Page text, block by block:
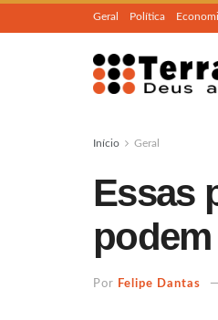
Geral Política
Início Geral
Essas
Por Felipe Dantas